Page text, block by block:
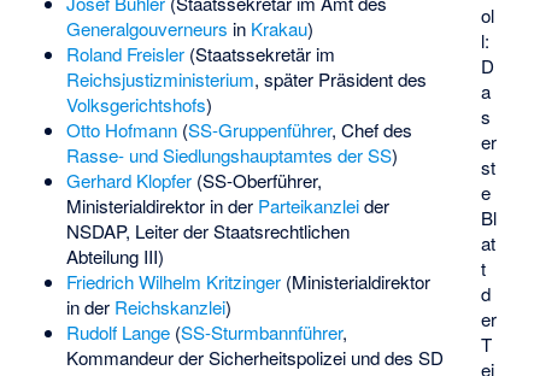
ol
l:
D
a
s
er
st
e
Bl
at
t
d
er
T
ei
Generalgouverneurs in Krakau)
Roland Freisler(Staatssekretär im
Reichsjustizministerium, später Präsident des
Volksgerichtshofs)
Otto Hofmann(SS-Gruppenführer, Chef des
Rasse- und Siedlungshauptamtes der SS)
Gerhard Klopfer(SS-Oberführer,
Ministerialdirektor in der Parteikanzleider
NSDAP, Leiter der Staatsrechtlichen
Abteilung III)
Friedrich Wilhelm Kritzinger(Ministerialdirektor
in der Reichskanzlei)
Rudolf Lange(SS-Sturmbannführer,
Kommandeur der Sicherheitspolizei und des SD